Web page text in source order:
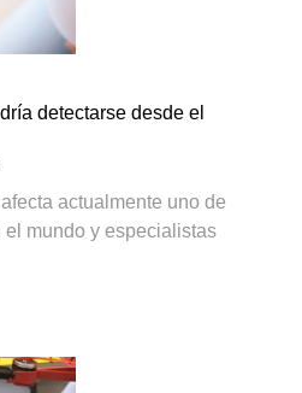
detectarse desde el
actualmente uno de
mundo y especialistas